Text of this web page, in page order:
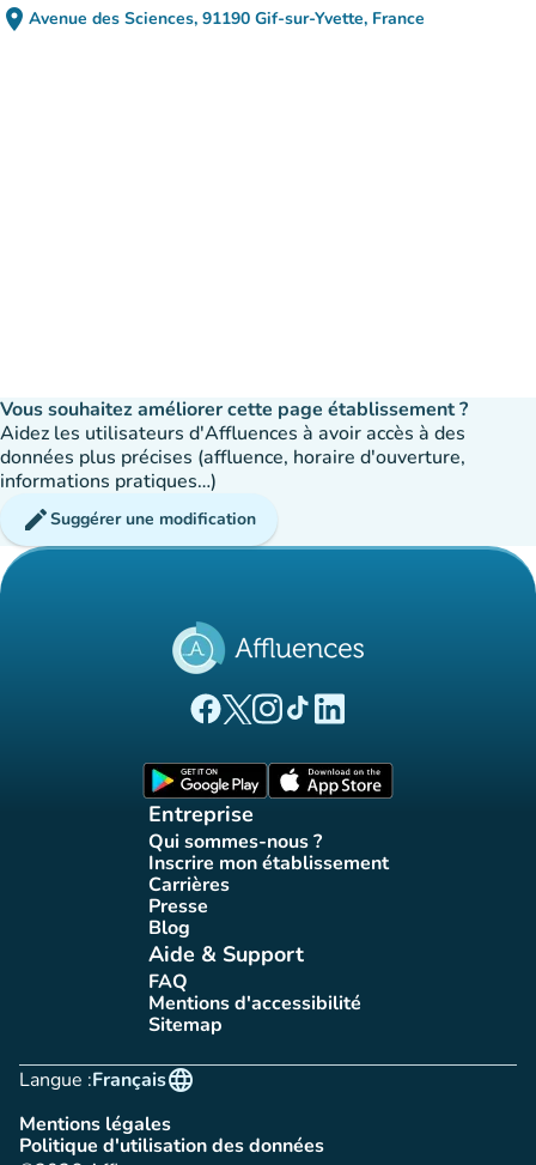
place Avenue des Sciences, 91190 Gif-sur-Yvette, France
(ouvrir dans Google Maps)
(nouvel onglet)
Vous souhaitez améliorer cette page établissement ?
Aidez les utilisateurs d'Affluences à avoir accès à des
données plus précises (affluence, horaire d'ouverture,
informations pratiques…)
editSuggérer une modification
(nouvel onglet)
(nouvel onglet)
(nouvel onglet)
(nouvel onglet)
(nouvel onglet)
Entreprise
Qui sommes-nous ?
(nouvel onglet)
Inscrire mon établissement
(nouvel onglet)
Carrières(nouvel onglet)
Presse(nouvel onglet)
Blog(nouvel onglet)
Aide & Support
FAQ(nouvel onglet)
Mentions d'accessibilité
(nouvel onglet)
Sitemap(nouvel onglet)
Langue :
language
Français
Mentions légales
(nouvel onglet)
Politique d'utilisation des données
(nouvel onglet)